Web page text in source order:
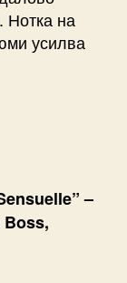
Нотка на
усилва
–
Boss,